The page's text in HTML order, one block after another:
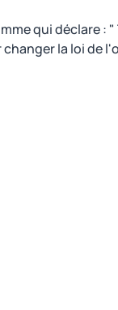
qui déclare :
la loi de